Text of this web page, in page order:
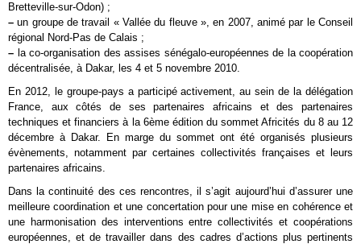
Bretteville-sur-Odon) ;
– un groupe de travail « Vallée du fleuve », en 2007, animé par le Conseil
régional Nord-Pas de Calais ;
– la co-organisation des assises sénégalo-européennes de la coopération
décentralisée, à Dakar, les 4 et 5 novembre 2010.
En 2012, le groupe-pays a participé activement, au sein de la délégation
France, aux côtés de ses partenaires africains et des partenaires
techniques et financiers à la 6ème édition du sommet Africités du 8 au 12
décembre à Dakar. En marge du sommet ont été organisés plusieurs
évènements, notamment par certaines collectivités françaises et leurs
partenaires africains.
Dans la continuité des ces rencontres, il s’agit aujourd’hui d’assurer une
meilleure coordination et une concertation pour une mise en cohérence et
une harmonisation des interventions entre collectivités et coopérations
européennes, et de travailler dans des cadres d’actions plus pertinents